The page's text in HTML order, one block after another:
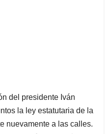
del presidente Iván
la ley estatutaria de la
nuevamente a las calles.